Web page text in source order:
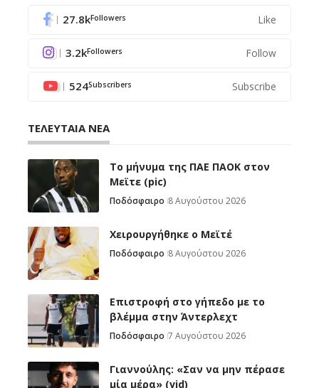
27.8kFollowers Like
3.2kFollowers Follow
524Subscribers Subscribe
ΤΕΛΕΥΤΑΙΑ ΝΕΑ
Το μήνυμα της ΠΑΕ ΠΑΟΚ στον
Μεϊτε (pic)
Ποδόσφαιρο 8 Αυγούστου 2026
Χειρουργήθηκε ο Μεϊτέ
Ποδόσφαιρο 8 Αυγούστου 2026
Επιστροφή στο γήπεδο με το
βλέμμα στην Άντερλεχτ
Ποδόσφαιρο 7 Αυγούστου 2026
Γιαννούλης: «Σαν να μην πέρασε
μία μέρα» (vid)